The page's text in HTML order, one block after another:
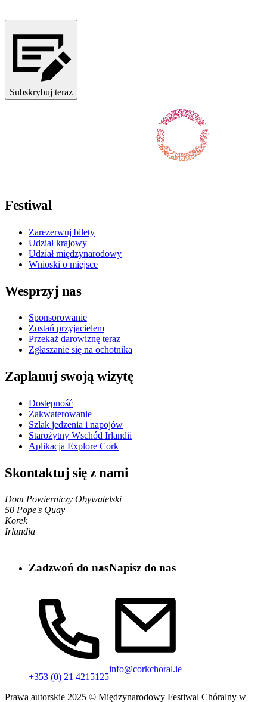
Subskrybuj teraz
Festiwal
Zarezerwuj bilety
Udział krajowy
Udział międzynarodowy
Wnioski o miejsce
Wesprzyj nas
Sponsorowanie
Zostań przyjacielem
Przekaż darowiznę teraz
Zgłaszanie się na ochotnika
Zaplanuj swoją wizytę
Dostępność
Zakwaterowanie
Szlak jedzenia i napojów
Starożytny Wschód Irlandii
Aplikacja Explore Cork
Skontaktuj się z nami
Dom Powierniczy Obywatelski
50 Pope's Quay
Korek
Irlandia
Zadzwoń do nas
+353 (0) 21 4215125
Napisz do nas
info@corkchoral.ie
Prawa autorskie 2025 © Międzynarodowy Festiwal Chóralny w